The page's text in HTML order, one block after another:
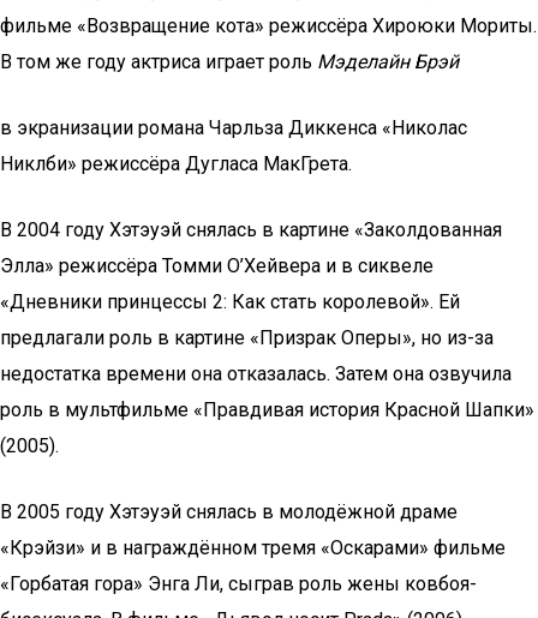
фильме «Возвращение кота» режиссёра Хироюки Мориты.
В том же году актриса играет роль Мэделайн Брэй
в экранизации романа Чарльза Диккенса «Николас
Никлби» режиссёра Дугласа МакГрета.
В 2004 году Хэтэуэй снялась в картине «Заколдованная
Элла» режиссёра Томми О’Хейвера и в сиквеле
«Дневники принцессы 2: Как стать королевой». Ей
предлагали роль в картине «Призрак Оперы», но из-за
недостатка времени она отказалась. Затем она озвучила
роль в мультфильме «Правдивая история Красной Шапки»
(2005).
В 2005 году Хэтэуэй снялась в молодёжной драме
«Крэйзи» и в награждённом тремя «Оскарами» фильме
«Горбатая гора» Энга Ли, сыграв роль жены ковбоя-